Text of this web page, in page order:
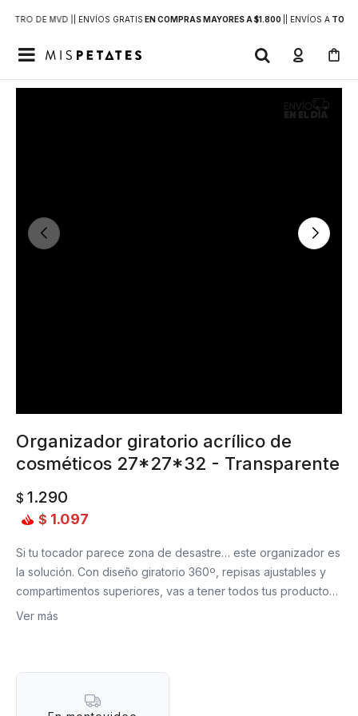
DE MVD | | ENVÍOS GRATIS EN COMPRAS MAYORES A $1.800 | ENVÍOS ATODO

Organizador giratorio acrílico de
cosméticos 27*27*32 - Transparente
$ 1.290
$ 1.097
Si tu tocador parece zona de desastre… este organizador es
la solución. Con diseño giratorio 360º, repisas ajustables y
compartimentos superiores, vas a tener todos tus productos
a mano (¡y a la vista!). Perfecto para maquillaje, skincare,
Gira 360°: accedé a todo con solo un giro
Ver más